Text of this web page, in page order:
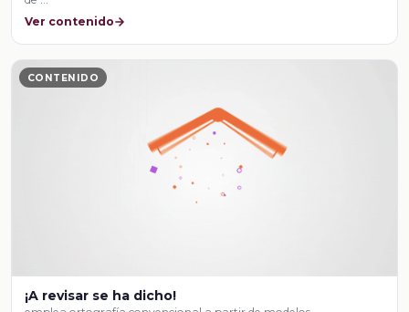
Ver contenido
CONTENIDO
¡A revisar se ha dicho!